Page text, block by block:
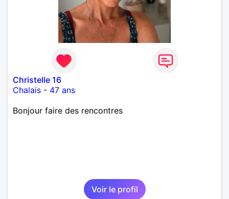
Christelle 16
Chalais - 47 ans
Bonjour faire des rencontres
Voir le profil